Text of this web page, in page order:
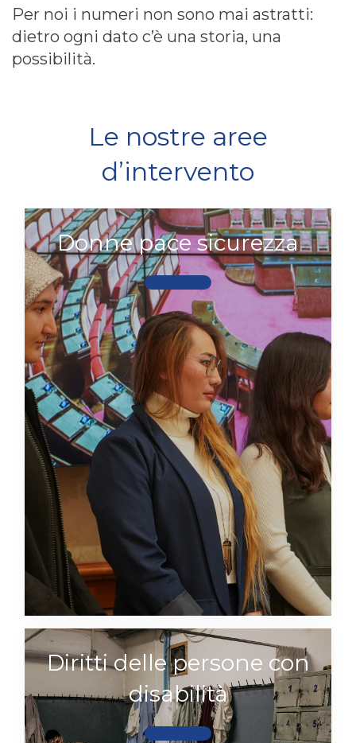
Per noi i numeri non sono mai astratti:
dietro ogni dato c’è una storia, una
possibilità.
Le nostre aree
d’intervento
Donne pace sicurezza
Scopri di più
Diritti delle persone con
disabilità
Scopri di più